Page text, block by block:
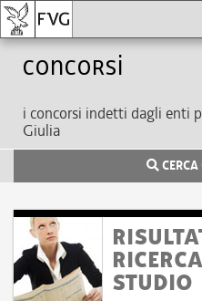
Concorsi
i concorsi indetti dagli enti
Giulia
STUDIO